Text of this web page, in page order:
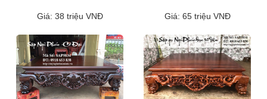
Giá: 38 triệu VNĐ Giá: 65 triệu VNĐ